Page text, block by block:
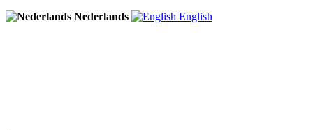
Nederlands English